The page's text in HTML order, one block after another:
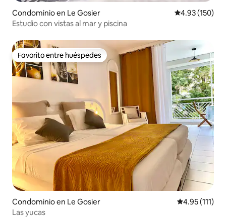
Condominio en Le Gosier Calificación
4.93 (150)
Estudio con vistas al mar y piscina
Favorito entre huéspedes
Favorito entre huéspedes
Condominio en Le Gosier Calificación
4.95 (111)
Las yucas